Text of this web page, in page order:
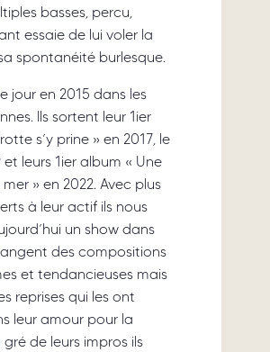
basses, percu,
essaie de lui voler la
spontanéité burlesque.
jour en 2015 dans les
Ils sortent leur 1ier
s’y prine » en 2017, le
et leurs 1ier album « Une
» en 2022. Avec plus
à leur actif ils nous
un show dans
des compositions
et tendancieuses mais
reprises qui les ont
leur amour pour la
de leurs impros ils